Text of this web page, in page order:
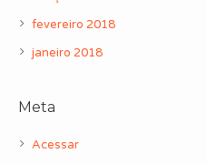
fevereiro 2018
janeiro 2018
Meta
Acessar